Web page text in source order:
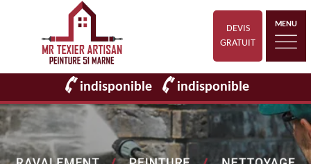
DEVIS
GRATUIT
MENU
indisponible indisponible